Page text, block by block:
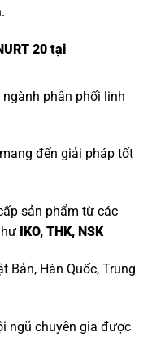
20 tại
ngành phân phối linh
đến giải pháp tốt
sản phẩm từ các
IKO, THK, NSK
Bản, Hàn Quốc, Trung
ngũ chuyên gia được